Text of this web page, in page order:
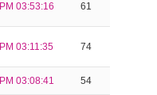
PM 03:53:16 61
PM 03:11:35 74
PM 03:08:41 54